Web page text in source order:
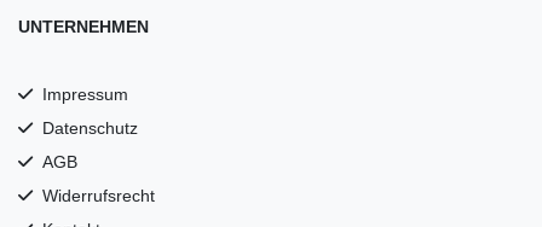
UNTERNEHMEN
Impressum
Datenschutz
AGB
Widerrufsrecht